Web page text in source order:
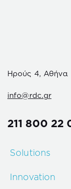
Ηρούς 4, Αθήνα
info@rdc.gr
211 800 22
Solutions
Innovation